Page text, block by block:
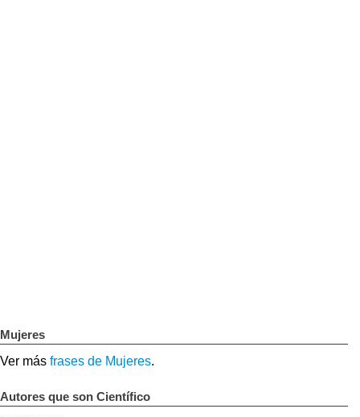
Mujeres
Ver más frases de Mujeres.
Autores que son Científico